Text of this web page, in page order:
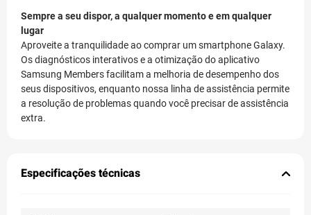
Sempre a seu dispor, a qualquer momento e em qualquer
lugar
Aproveite a tranquilidade ao comprar um smartphone Galaxy.
Os diagnósticos interativos e a otimização do aplicativo
Samsung Members facilitam a melhoria de desempenho dos
seus dispositivos, enquanto nossa linha de assistência permite
a resolução de problemas quando você precisar de assistência
extra.
Especificações técnicas